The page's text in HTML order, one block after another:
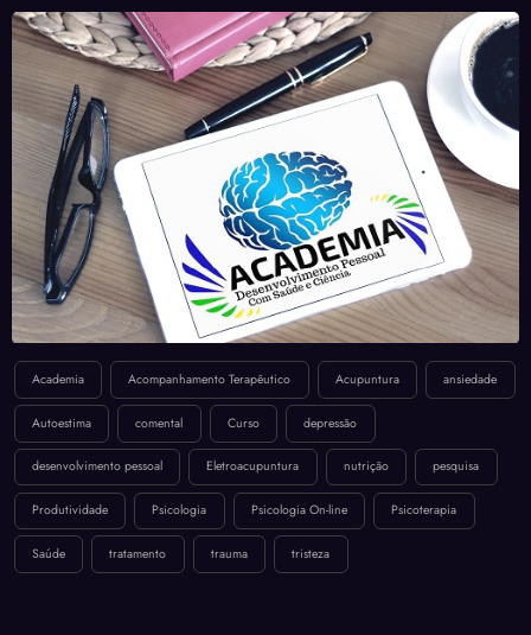
LOGIN GRATUITO NA ACADEMIA!
Academia Acompanhamento Terapêutico Acupuntura
Autoestima comental Curso depressão
desenvolvimento pessoal Eletroacupuntura nutrição pesquisa
Produtividade Psicologia Psicologia On-line